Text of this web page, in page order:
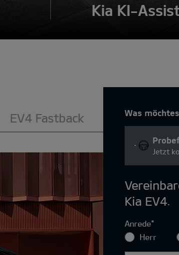
Kia KI-
EV4 Fastback Was
Jetzt
Kia EV4.
Anrede*
Herr